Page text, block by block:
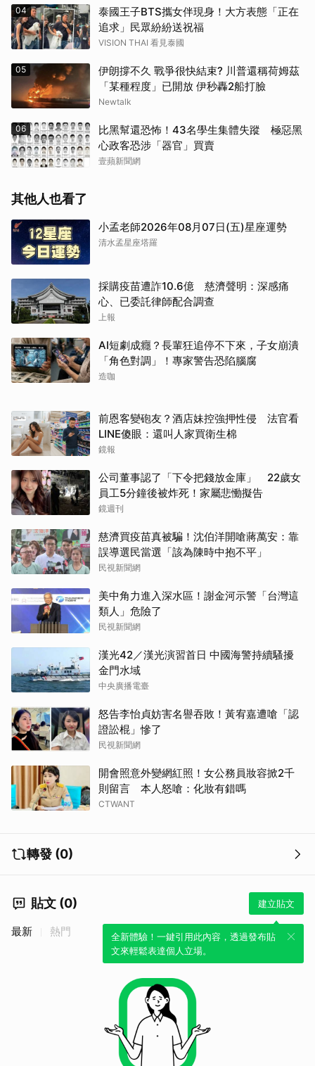
04
泰國王子BTS攜女伴現身！大方表態「正在
追求」民眾紛紛送祝福
VISION THAI 看見泰國
05
伊朗撐不久 戰爭很快結束? 川普還稱荷姆茲
「某種程度」已開放 伊秒轟2船打臉
Newtalk
06
比黑幫還恐怖！43名學生集體失蹤 極惡黑
心政客恐涉「器官」買賣
壹蘋新聞網
其他人也看了
小孟老師2026年08月07日(五)星座運勢
清水孟星座塔羅
採購疫苗遭詐10.6億 慈濟聲明：深感痛
心、已委託律師配合調查
上報
AI短劇成癮？長輩狂追停不下來，子女崩潰
「角色對調」！專家警告恐陷腦腐
造咖
前恩客變砲友？酒店妹控強押性侵 法官看
LINE傻眼：還叫人家買衛生棉
鏡報
公司董事認了「下令把錢放金庫」 22歲女
員工5分鐘後被炸死！家屬悲慟擬告
鏡週刊
慈濟買疫苗真被騙！沈伯洋開嗆蔣萬安：靠
誤導選民當選「該為陳時中抱不平」
民視新聞網
美中角力進入深水區！謝金河示警「台灣這
類人」危險了
民視新聞網
漢光42／漢光演習首日 中國海警持續騷擾
金門水域
中央廣播電臺
怒告李怡貞妨害名譽吞敗！黃宥嘉遭嗆「認
證訟棍」慘了
民視新聞網
開會照意外變網紅照！女公務員妝容掀2千
則留言 本人怒嗆：化妝有錯嗎
CTWANT
轉發 (0)
貼文 (0) 建立貼文
全新體驗！一鍵引用此內容，透過發布貼
文來輕鬆表達個人立場。
最新 熱門